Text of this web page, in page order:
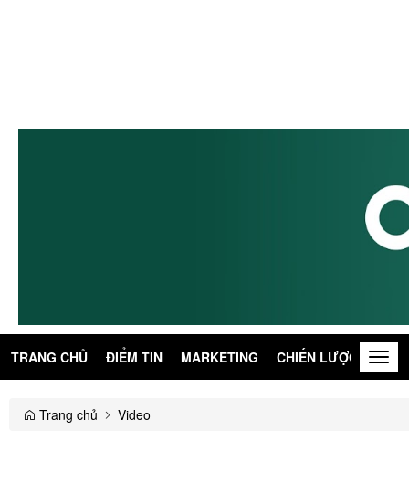
TRANG CHỦ ĐIỂM TIN MARKETING CHIẾN LƯỢC
Trang chủ Video